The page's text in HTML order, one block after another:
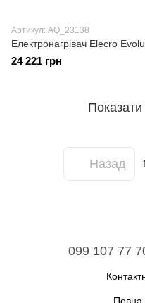
Артикул: AQ_23138
Електронагрівач Elecro
24 221 грн
Назад 1
099 107 77